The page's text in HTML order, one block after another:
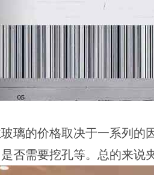
璃的价格取决于一系列的
否需要挖孔等。总的来说